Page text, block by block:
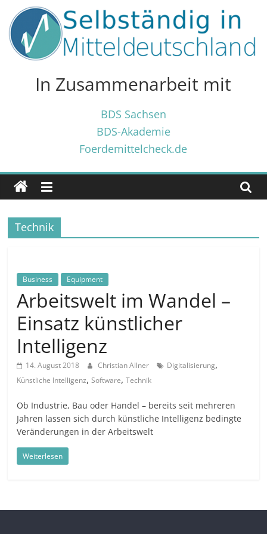
Inhalt
springen
Selbständig
Mitteldeutschland
Tricks
✓
für
und
Gründer
und
außerhalb
Mitteldeutschlands
In Zusammenarbeit mit
BDS Sachsen
BDS-Akademie
Foerdemittelcheck.de
Technik
Business Equipment
Arbeitswelt im Wandel –
Einsatz künstlicher
Intelligenz
14. August 2018 Christian Allner Digitalisierung,
Künstliche Intelligenz,Software,Technik
Ob Industrie, Bau oder Handel – bereits seit mehreren
Jahren lassen sich durch künstliche Intelligenz bedingte
Veränderungen in der Arbeitswelt
Weiterlesen